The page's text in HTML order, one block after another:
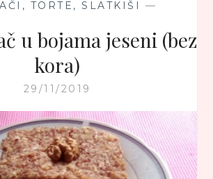
TORTE, SLATKIŠI —
u bojama jeseni (bez
kora)
29/11/2019